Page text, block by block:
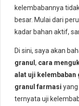
kelembabannya
besar. Mulai dari
kadar bahan aktif,
Di sini, saya akan
granul, cara
alat uji kelembaban
granul farmasi yang
ternyata uji